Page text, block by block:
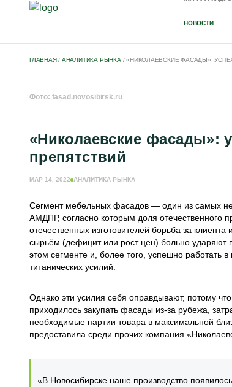
НОВОСТИ
ГЛАВНАЯ/ АНАЛИТИКА РЫНКА /«НИКОЛАЕВСКИЕ ФАСАДЫ»:
Фото: fasad.novosibirsk.ru
«Николаевские фасады»:
препятствий
МАР 14, 2022 АНАЛИТИКА РЫНКА
Сегмент мебельных фасадов — один из самых
АМДПР, согласно которым доля отечественного
отечественных изготовителей борьба за
сырьём (дефицит или рост цен) больно ударяют
этом сегменте и, более того, успешно работать
титанических усилий.
Однако эти усилия себя оправдывают, потому
приходилось закупать фасады из-за рубежа,
необходимые партии товара в максимальной
предоставила среди прочих компания
«В Новосибирске наше производство